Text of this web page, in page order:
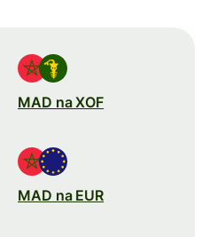
MAD na XOF
MAD na EUR